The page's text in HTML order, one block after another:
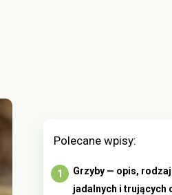
Polecane wpisy:
Grzyby — opis,
jadalnych i trujących